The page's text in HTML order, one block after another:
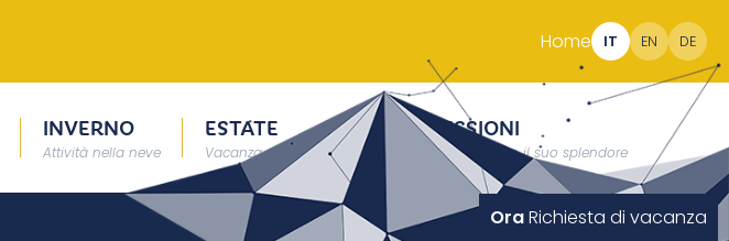
Home IT EN DE
INVERNO
Attività nella neve
ESTATE
Vacanza a 2000 metri
IMPRESSIONI
L’Alto Adige in tutto il suo splendore
OraRichiesta di vacanza